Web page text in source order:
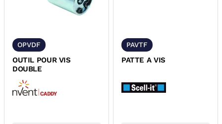
OPVDF
OUTIL POUR VIS
DOUBLE
PAVTF
PATTE A VIS